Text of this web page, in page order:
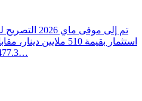
477.3 مليون دينار خلال الفترة نفسها…